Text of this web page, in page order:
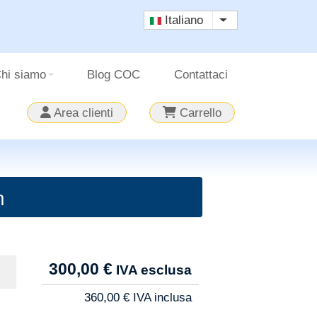
Italiano Mostra ulteriori
siamo Blog COC Contattaci
Area clienti Carrello
Pro
300,00 €
360,00 €